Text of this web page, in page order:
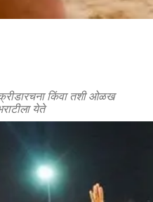
किंवा तशी ओळख
येते